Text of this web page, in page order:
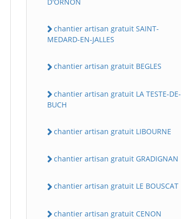
chantier artisan gratuit SAINT-
MEDARD-EN-JALLES
chantier artisan gratuit BEGLES
chantier artisan gratuit LA TESTE-DE-
BUCH
chantier artisan gratuit LIBOURNE
chantier artisan gratuit GRADIGNAN
chantier artisan gratuit LE BOUSCAT
chantier artisan gratuit CENON